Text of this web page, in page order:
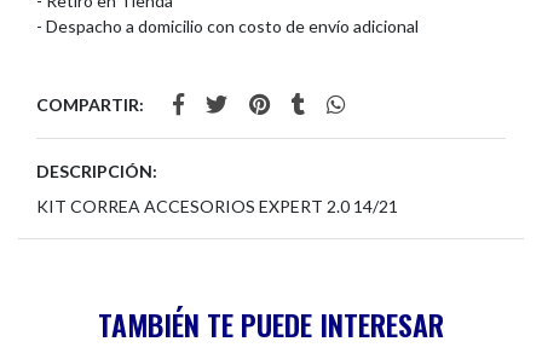
- Despacho a domicilio con costo de envío adicional
COMPARTIR:
DESCRIPCIÓN:
KIT CORREA ACCESORIOS EXPERT 2.0 14/21
TAMBIÉN TE PUEDE INTERESAR